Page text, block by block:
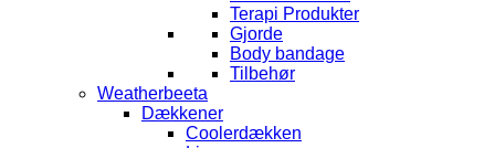
Terapi Produkter
Gjorde
Body bandage
Tilbehør
Weatherbeeta
Dækkener
Coolerdækken